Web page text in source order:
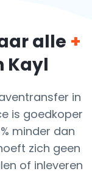
alle +
Kayl
in
is goedkoper
minder dan
zich geen
of inleveren